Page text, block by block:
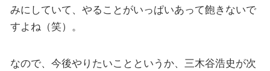
みにしていて、やることがいっぱいあって飽きないで
すよね（笑）。
なので、今後やりたいことというか、三木谷浩史が次